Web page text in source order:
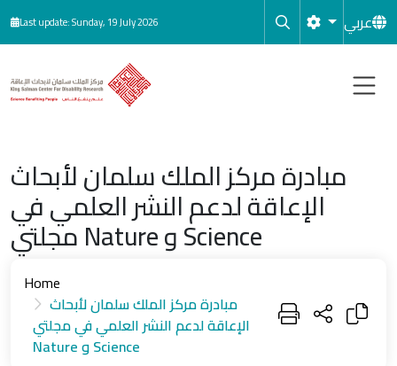
Skip to main content
Last update: Sunday, 19 July 2026 عربي
مبادرة مركز الملك سلمان لأبحاث
الإعاقة لدعم النشر العلمي في
مجلتي Nature و Science
Home
مبادرة مركز الملك سلمان لأبحاث
الإعاقة لدعم النشر العلمي في مجلتي
Nature و Science